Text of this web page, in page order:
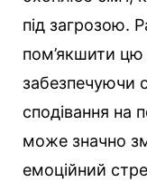
під загрозою.
пом’якшити цю
забезпечуючи
сподівання на
може значно
емоційний